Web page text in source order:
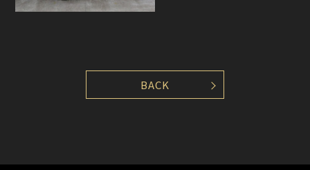
BACK